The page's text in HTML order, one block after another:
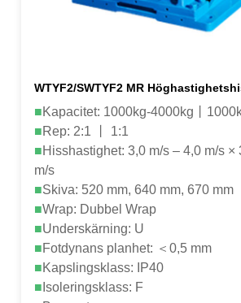
WTYF2/SWTYF2 MR
■Kapacitet: 1000kg-4000kg丨
■Rep: 2:1 丨 1:1
■Hisshastighet: 3,0 m/s – 4,0 m/s ×
m/s
■Skiva: 520 mm, 640 mm, 670 mm
■Wrap: Dubbel Wrap
■Underskärning: U
■Fotdynans planhet: ＜0,5 mm
■Kapslingsklass: IP40
■ Isoleringsklass: F